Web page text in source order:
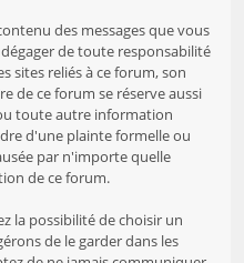
des messages que vous
de toute responsabilité
sites reliés à ce forum, son
de ce forum se réserve aussi
toute autre information
d'une plainte formelle ou
par n'importe quelle
de ce forum.
la possibilité de choisir un
de le garder dans les